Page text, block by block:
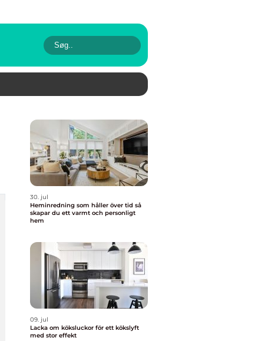
30. jul
Heminredning som håller över tid så
skapar du ett varmt och personligt
hem
09. jul
Lacka om köksluckor för ett kökslyft
med stor effekt